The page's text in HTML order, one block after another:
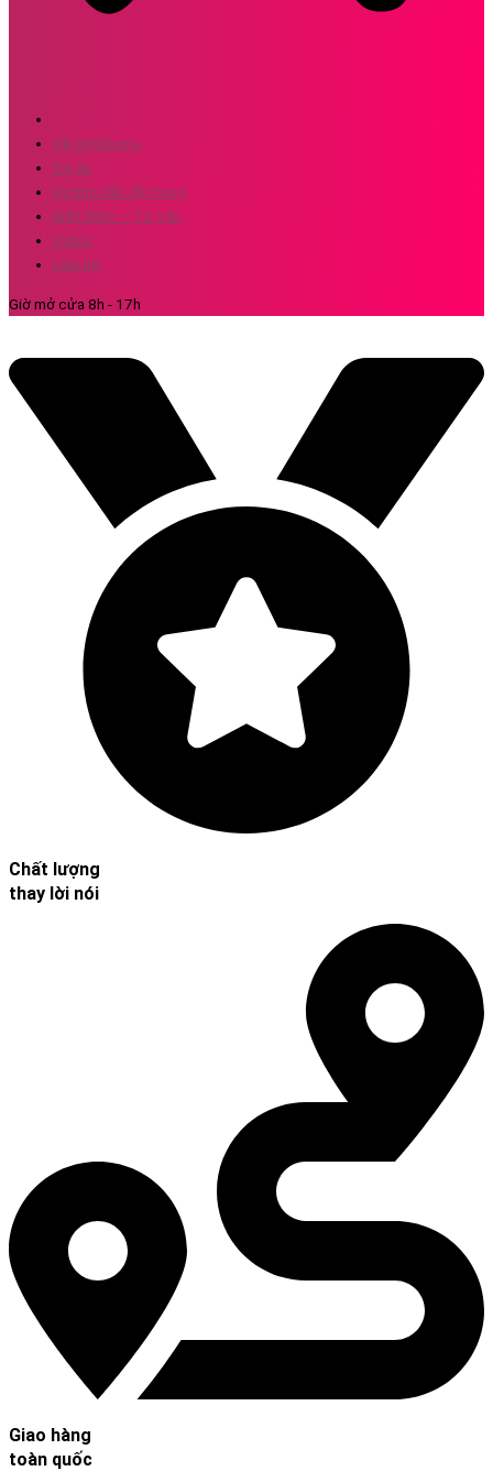
Về m90home
Dự án
Hướng dẫn đặt hàng
Kiến thức – Tư Vấn
Video
Liên hệ
Giờ mở cửa 8h - 17h
Chất lượng
thay lời nói
Giao hàng
toàn quốc